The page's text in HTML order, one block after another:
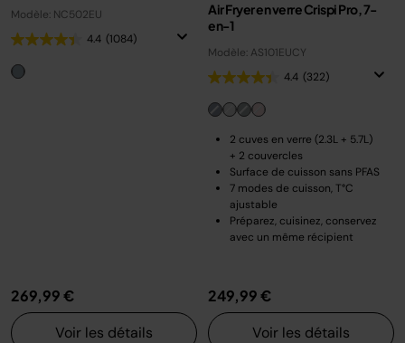
Modèle: NC502EU
4.4 (1084)
269,99 €
Voir les détails
Air Fryer en verre Crispi Pro, 7-
en-1
Modèle: AS101EUCY
4.4 (322)
2 cuves en verre (2.3L + 5.7L)
+ 2 couvercles
Surface de cuisson sans PFAS
7 modes de cuisson, T°C
ajustable
Préparez, cuisinez, conservez
avec un même récipient
249,99 €
Voir les détails